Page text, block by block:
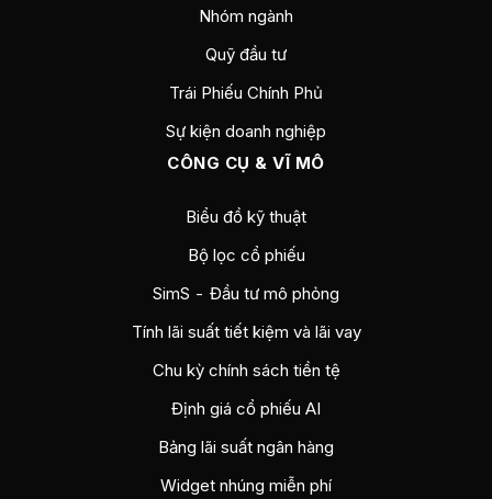
Nhóm ngành
Quỹ đầu tư
Trái Phiếu Chính Phủ
Sự kiện doanh nghiệp
CÔNG CỤ & VĨ MÔ
Biểu đồ kỹ thuật
Bộ lọc cổ phiếu
SimS - Đầu tư mô phỏng
Tính lãi suất tiết kiệm và lãi vay
Chu kỳ chính sách tiền tệ
Định giá cổ phiếu AI
Bảng lãi suất ngân hàng
Widget nhúng miễn phí